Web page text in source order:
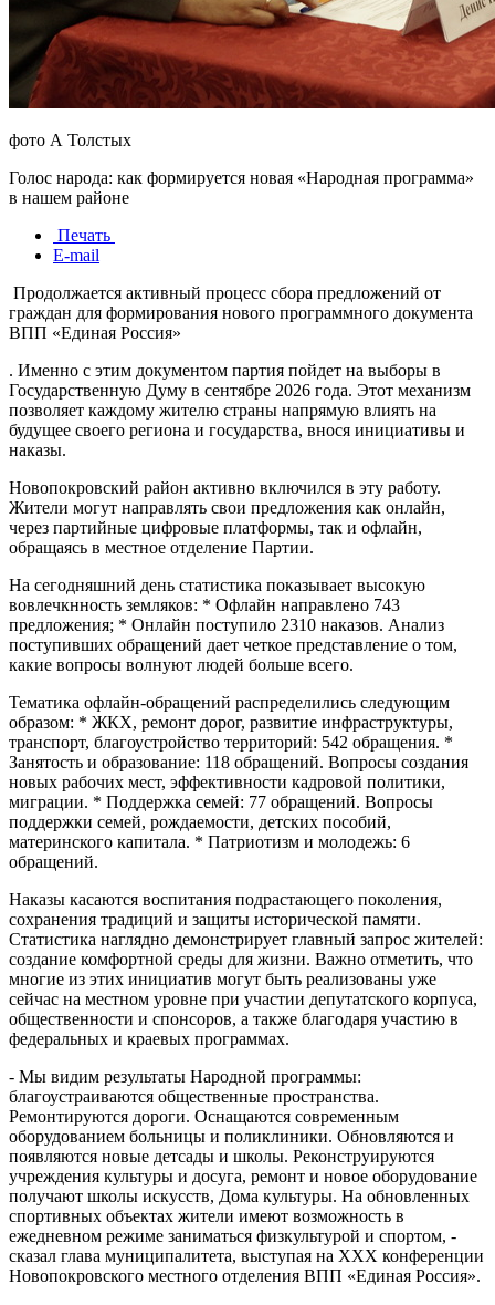
фото А Толстых
Голос народа: как формируется новая «Народная программа»
в нашем районе
Печать
E-mail
Продолжается активный процесс сбора предложений от
граждан для формирования нового программного документа
ВПП «Единая Россия»
. Именно с этим документом партия пойдет на выборы в
Государственную Думу в сентябре 2026 года. Этот механизм
позволяет каждому жителю страны напрямую влиять на
будущее своего региона и государства, внося инициативы и
наказы.
Новопокровский район активно включился в эту работу.
Жители могут направлять свои предложения как онлайн,
через партийные цифровые платформы, так и офлайн,
обращаясь в местное отделение Партии.
На сегодняшний день статистика показывает высокую
вовлечкнность земляков: * Офлайн направлено 743
предложения; * Онлайн поступило 2310 наказов. Анализ
поступивших обращений дает четкое представление о том,
какие вопросы волнуют людей больше всего.
Тематика офлайн-обращений распределились следующим
образом: * ЖКХ, ремонт дорог, развитие инфраструктуры,
транспорт, благоустройство территорий: 542 обращения. *
Занятость и образование: 118 обращений. Вопросы создания
новых рабочих мест, эффективности кадровой политики,
миграции. * Поддержка семей: 77 обращений. Вопросы
поддержки семей, рождаемости, детских пособий,
материнского капитала. * Патриотизм и молодежь: 6
обращений.
Наказы касаются воспитания подрастающего поколения,
сохранения традиций и защиты исторической памяти.
Статистика наглядно демонстрирует главный запрос жителей:
создание комфортной среды для жизни. Важно отметить, что
многие из этих инициатив могут быть реализованы уже
сейчас на местном уровне при участии депутатского корпуса,
общественности и спонсоров, а также благодаря участию в
федеральных и краевых программах.
- Мы видим результаты Народной программы:
благоустраиваются общественные пространства.
Ремонтируются дороги. Оснащаются современным
оборудованием больницы и поликлиники. Обновляются и
появляются новые детсады и школы. Реконструируются
учреждения культуры и досуга, ремонт и новое оборудование
получают школы искусств, Дома культуры. На обновленных
спортивных объектах жители имеют возможность в
ежедневном режиме заниматься физкультурой и спортом, -
сказал глава муниципалитета, выступая на XXX конференции
Новопокровского местного отделения ВПП «Единая Россия».